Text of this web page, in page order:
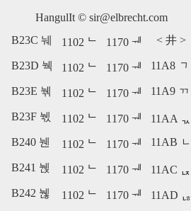
HangulIt © sir@elbrecht.com
B23C 눼
1102 ᄂ 1170 ᅰ < 井 >
B23D 눽 1102 ᄂ 1170 ᅰ 11A8 ᆨ
B23E 눾 1102 ᄂ 1170 ᅰ 11A9 ᆩ
B23F 눿 1102 ᄂ 1170 ᅰ
11AA ᆪ
B240 뉀
1102 ᄂ 1170 ᅰ 11AB ᆫ
B241 뉁 1102 ᄂ 1170 ᅰ
11AC ᆬ
B242 뉂
1102 ᄂ 1170 ᅰ
11AD ᆭ